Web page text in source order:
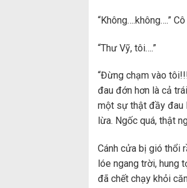
“Không….không….”
“Thư Vỹ, tôi….”
“Đừng chạm vào
đau đớn hơn là cả
một sự thật đầy đau
lừa. Ngốc quá, thật
Cánh cửa bị gió thổi
lóe ngang trời, hung
đã chết chạy khỏi